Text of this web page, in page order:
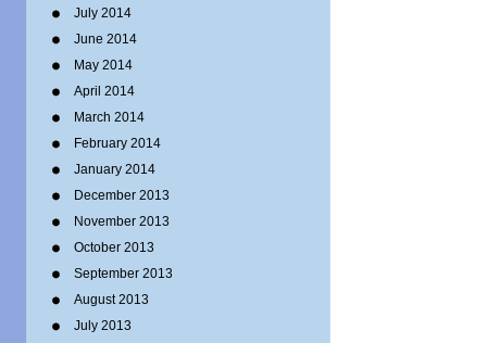
July 2014
June 2014
May 2014
April 2014
March 2014
February 2014
January 2014
December 2013
November 2013
October 2013
September 2013
August 2013
July 2013